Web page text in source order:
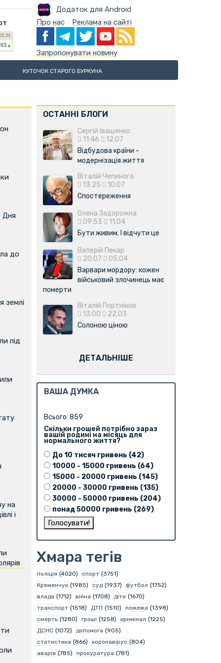
Додаток для Android
Про нас Реклама на сайті
Запропонувати новину
КУТОЧОК СТАРОГО БУРКУНА
Дня
до
землі
під
на
і
ОСТАННІ БЛОГИ
Сергій Іващенко
11:46
12.07
Відбудова країни -
модернізація життя
Віталій Чепинога
13:25
10.07
Спостереження
Олена Задорожна
09:53
11.04
Бути живим. І відчути це
Валерій Пекар
20:07
05.04
Варвари мордору: кожен
військовий злочинець має
померти
Віталій Портніков
13:00
22.03
Солоною ціною
ДЕТАЛЬНІШЕ
ВАША ДУМКА
Всього: 859
Скільки грошей потрібно зараз
вашій родині на місяць для
нормального життя?
До 10 тисяч гривень (42)
10000 - 15000 гривень (64)
15000 - 20000 гривень (145)
20000 - 30000 гривень (135)
30000 - 50000 гривень (204)
понад 50000 гривень (269)
Хмара тегів
поліція (4020) спорт (3751)
Кременчук (1985) суд (1937) футбол (1752)
влада (1712) війна (1708) діти (1670)
транспорт (1518) ДТП (1510) пожежа (1398)
смерть (1280) гроші (1258) кримінал (1225)
ДСНС (1072) допомога (905)
статистика (866) коронавірус (804)
аварія (785) прокуратура (781)